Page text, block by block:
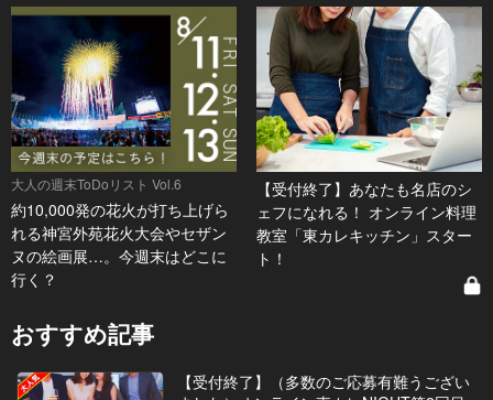
大人の週末ToDoリスト Vol.6
約10,000発の花火が打ち上げら
れる神宮外苑花火大会やセザン
ヌの絵画展…。今週末はどこに
行く？
【受付終了】あなたも名店のシ
ェフになれる！ オンライン料理
教室「東カレキッチン」スター
ト！
おすすめ記事
【受付終了】（多数のご応募有難うござい